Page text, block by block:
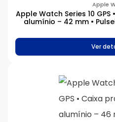
Apple
Apple Watch Series 10
alumínio – 42 mm •
Ver